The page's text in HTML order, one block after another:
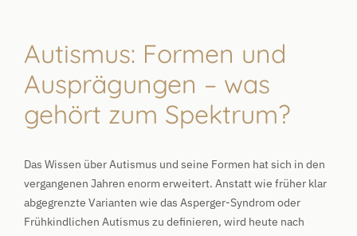
Autismus: Formen und
Ausprägungen – was
gehört zum Spektrum?
Das Wissen über Autismus und seine Formen hat sich in den
vergangenen Jahren enorm erweitert. Anstatt wie früher klar
abgegrenzte Varianten wie das Asperger-Syndrom oder
Frühkindlichen Autismus zu definieren, wird heute nach